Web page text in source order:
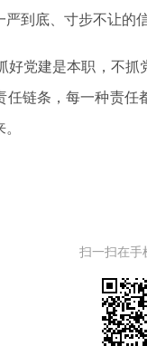
到底、寸步不让的
建是本职，不抓
链条，每一种责
扫一扫在手